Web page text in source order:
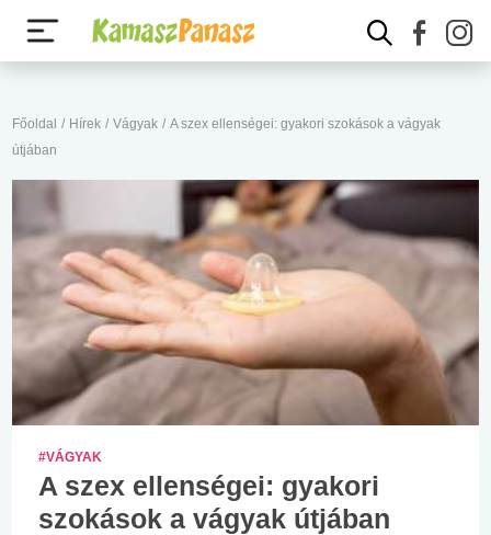
Főoldal / Hírek / Vágyak / A szex ellenségei: gyakori szokások a vágyak
útjában
#VÁGYAK
A szex ellenségei: gyakori
szokások a vágyak útjában